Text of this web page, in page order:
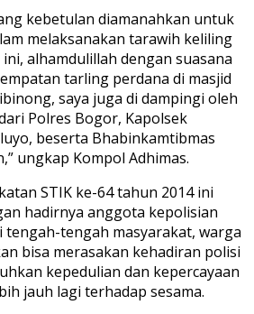
kebetulan diamanahkan untuk
melaksanakan tarawih keliling
alhamdulillah dengan suasana
tarling perdana di masjid
saya juga di dampingi oleh
Polres Bogor, Kapolsek
beserta Bhabinkamtibmas
ungkap Kompol Adhimas.
STIK ke-64 tahun 2014 ini
hadirnya anggota kepolisian
tengah-tengah masyarakat, warga
bisa merasakan kehadiran polisi
kepedulian dan kepercayaan
jauh lagi terhadap sesama.